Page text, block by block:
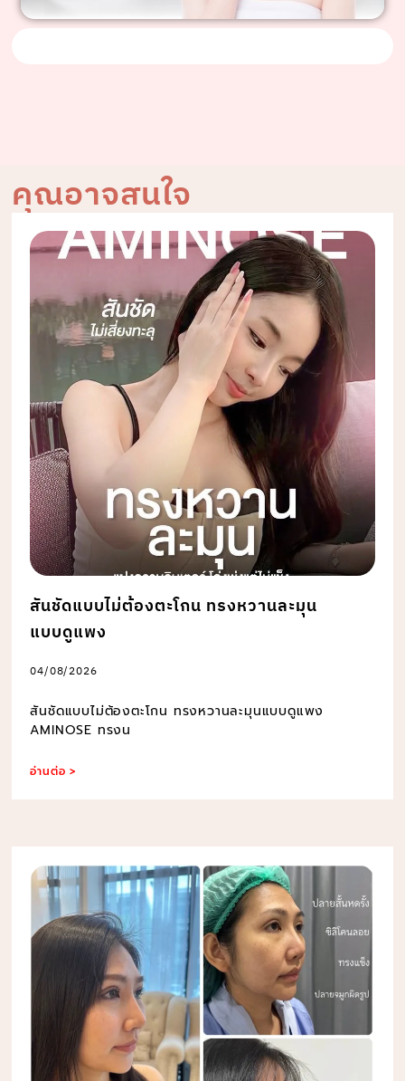
คุณอาจสนใจ
สันชัดแบบไม่ต้องตะโกน ทรงหวานละมุน
แบบดูแพง
04/08/2026
สันชัดแบบไม่ต้องตะโกน ทรงหวานละมุนแบบดูแพง
AMINOSE ทรงน
อ่านต่อ >